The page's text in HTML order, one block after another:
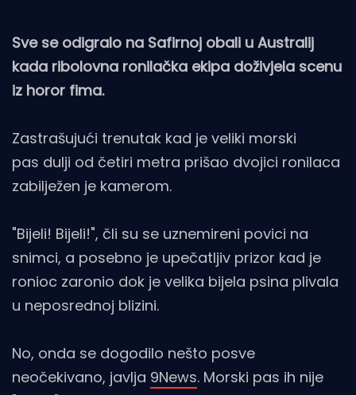
Sve se odigralo na Safirnoj obali u Australij
kada ribolovna ronilačka ekipa doživjela scenu
iz horor fima.
Zastrašujući trenutak kad je veliki morski
pas dulji od četiri metra prišao dvojici ronilaca
zabilježen je kamerom.
"Bijeli! Bijeli!", čli su se uznemireni povici na
snimci, a posebno je upečatljiv prizor kad je
ronioc zaronio dok je velika bijela psina plivala
u neposrednoj blizini.
No, onda se dogodilo nešto posve
neočekivano, javlja 9News. Morski pas ih nije